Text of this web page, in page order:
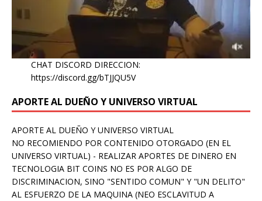
CHAT DISCORD DIRECCION:
https://discord.gg/bTJJQU5V
APORTE AL DUEÑO Y UNIVERSO VIRTUAL
APORTE AL DUEÑO Y UNIVERSO VIRTUAL
NO RECOMIENDO POR CONTENIDO OTORGADO (EN EL
UNIVERSO VIRTUAL) - REALIZAR APORTES DE DINERO EN
TECNOLOGIA BIT COINS NO ES POR ALGO DE
DISCRIMINACION, SINO "SENTIDO COMUN" Y "UN DELITO"
AL ESFUERZO DE LA MAQUINA (NEO ESCLAVITUD A